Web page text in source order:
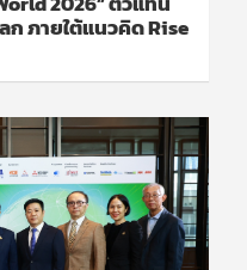
ภายใต้แนวคิด Rise